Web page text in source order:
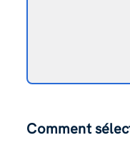
Comment